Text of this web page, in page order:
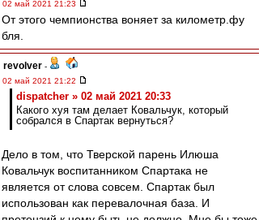
02 май 2021 21:23
От этого чемпионства воняет за километр.фу
бля.
revolver -
02 май 2021 21:22
dispatcher » 02 май 2021 20:33
Какого хуя там делает Ковальчук, который
собрался в Спартак вернуться?
Дело в том, что Тверской парень Илюша
Ковальчук воспитанником Спартака не
является от слова совсем. Спартак был
использован как перевалочная база. И